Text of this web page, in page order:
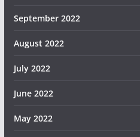
September 2022
August 2022
July 2022
June 2022
May 2022